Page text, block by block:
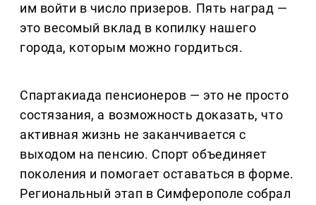
им войти в число призеров. Пять наград —
это весомый вклад в копилку нашего
города, которым можно гордиться.
Спартакиада пенсионеров — это не просто
состязания, а возможность доказать, что
активная жизнь не заканчивается с
выходом на пенсию. Спорт объединяет
поколения и помогает оставаться в форме.
Региональный этап в Симферополе собрал